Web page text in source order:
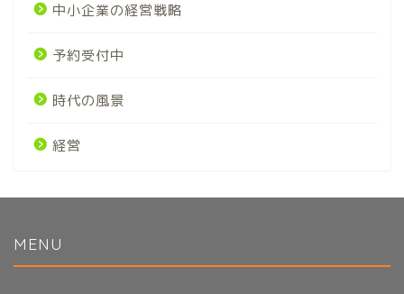
中小企業の経営戦略
予約受付中
時代の風景
経営
MENU